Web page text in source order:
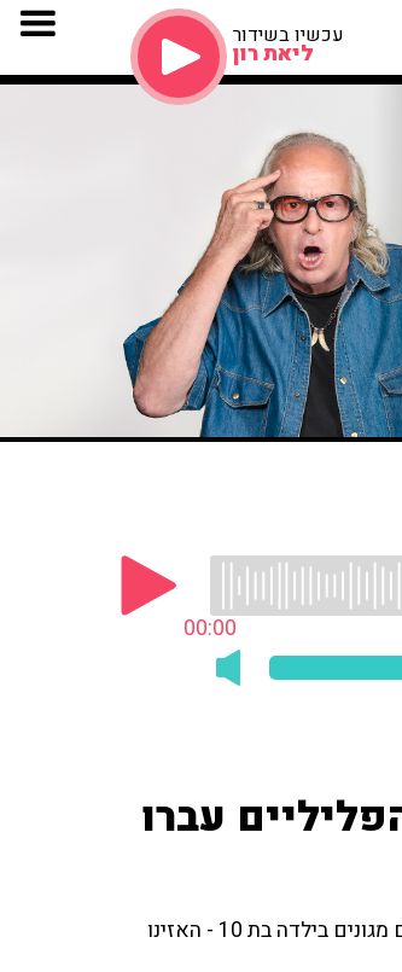
עכשיו בשידור
ליאת רון
00:00
עברו
בת 10 - האזינו